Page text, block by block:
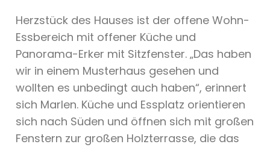
Herzstück des Hauses ist der offene Wohn-
Essbereich mit offener Küche und
Panorama-Erker mit Sitzfenster. „Das haben
wir in einem Musterhaus gesehen und
wollten es unbedingt auch haben“, erinnert
sich Marlen. Küche und Essplatz orientieren
sich nach Süden und öffnen sich mit großen
Fenstern zur großen Holzterrasse, die das